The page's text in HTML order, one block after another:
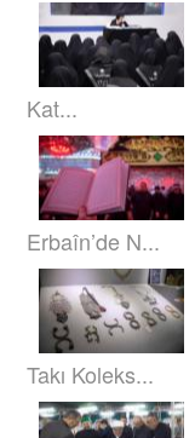
Kat...
Erbaîn’de N...
Takı Koleks...